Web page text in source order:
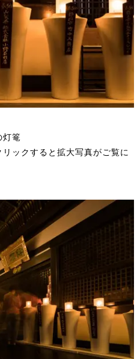
灯篭
ックすると拡大写真がご覧に